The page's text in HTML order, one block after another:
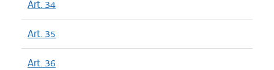
Art. 34
Art. 35
Art. 36